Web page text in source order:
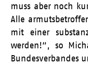
muss aber noch
Alle
mit einer
werden!“, so
Bundesverbandes